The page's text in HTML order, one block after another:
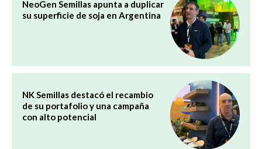
NeoGen Semillas apunta a duplicar
su superficie de soja en Argentina
NK Semillas destacó el recambio
de su portafolio y una campaña
con alto potencial